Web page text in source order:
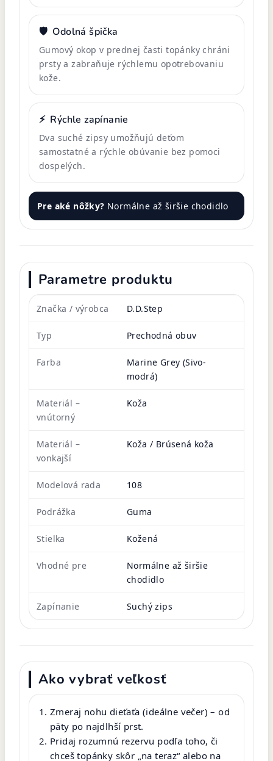
🛡️ Odolná špička
Gumový okop v prednej časti topánky chráni
prsty a zabraňuje rýchlemu opotrebovaniu
kože.
⚡ Rýchle zapínanie
Dva suché zipsy umožňujú deťom
samostatné a rýchle obúvanie bez pomoci
dospelých.
Pre aké nôžky? Normálne až širšie chodidlo
Parametre produktu
Značka / výrobca D.D.Step
Typ Prechodná obuv
Farba
Marine Grey (Sivo-
modrá)
Materiál –
vnútorný
Koža
Materiál –
vonkajší
Koža / Brúsená koža
Modelová rada 108
Podrážka Guma
Stielka Kožená
Vhodné pre
Normálne až širšie
chodidlo
Zapínanie Suchý zips
Ako vybrať veľkosť
Zmeraj nohu dieťaťa (ideálne večer) – od
päty po najdlhší prst.
Pridaj rozumnú rezervu podľa toho, či
chceš topánky skôr „na teraz“ alebo na